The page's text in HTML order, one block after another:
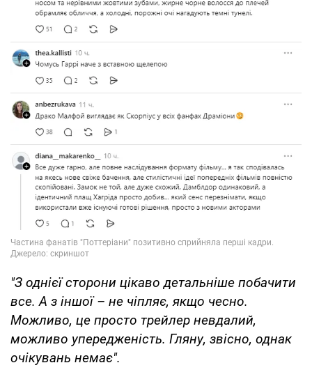
"З однієї сторони цікаво детальніше побачити
все. А з іншої – не чіпляє, якщо чесно.
Можливо, це просто трейлер невдалий,
можливо упередженість. Гляну, звісно, однак
очікувань немає".